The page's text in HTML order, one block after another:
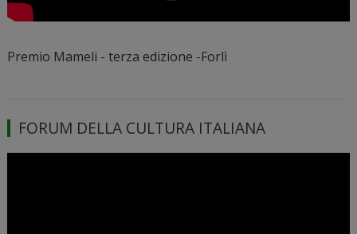
Premio Mameli - terza edizione -Forlì
FORUM DELLA CULTURA ITALIANA